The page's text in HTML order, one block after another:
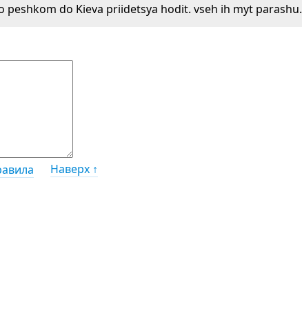
peshkom do Kieva priidetsya hodit. vseh ih myt parashu.
Наверх ↑